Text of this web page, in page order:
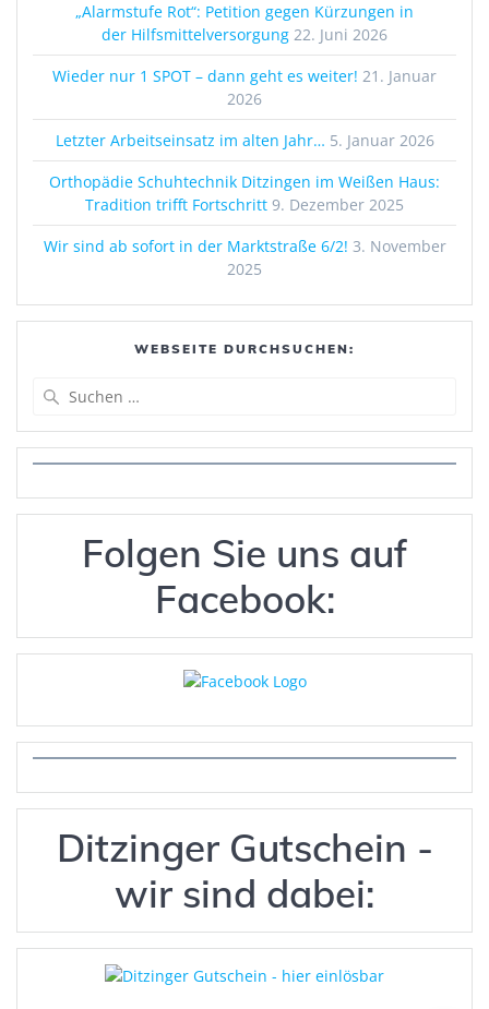
„Alarmstufe Rot“: Petition gegen Kürzungen in
der Hilfsmittelversorgung 22. Juni 2026
Wieder nur 1 SPOT – dann geht es weiter! 21. Januar
2026
Letzter Arbeitseinsatz im alten Jahr… 5. Januar 2026
Orthopädie Schuhtechnik Ditzingen im Weißen Haus:
Tradition trifft Fortschritt 9. Dezember 2025
Wir sind ab sofort in der Marktstraße 6/2! 3. November
2025
WEBSEITE DURCHSUCHEN:
Folgen Sie uns auf
Facebook:
Ditzinger Gutschein -
wir sind dabei: